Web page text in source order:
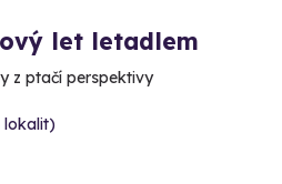
let letadlem
z ptačí perspektivy
lokalit)